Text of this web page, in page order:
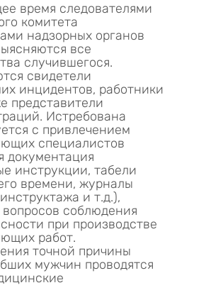
время следователями
комитета
надзорных органов
все
случившегося.
свидетели
инцидентов, работники
представители
Истребована
с привлечением
специалистов
документация
инструкции, табели
времени, журналы
и т.д.),
соблюдения
при производстве
работ.
точной причины
мужчин проводятся